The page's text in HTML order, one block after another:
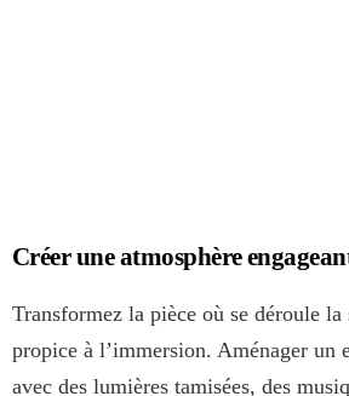
Créer une atmosphère
Transformez la pièce où se déroule la
propice à l’immersion. Aménager un
avec des lumières tamisées, des